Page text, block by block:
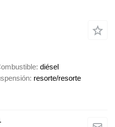
diésel
resorte/resorte